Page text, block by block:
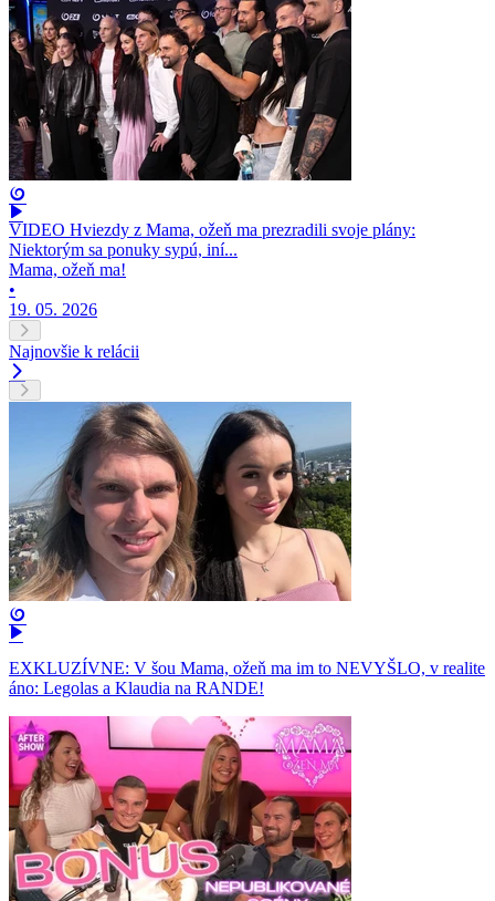
VIDEO Hviezdy z Mama, ožeň ma prezradili svoje plány:
Niektorým sa ponuky sypú, iní...
Mama, ožeň ma!
•
19. 05. 2026
Najnovšie k relácii
EXKLUZÍVNE: V šou Mama, ožeň ma im to NEVYŠLO, v realite
áno: Legolas a Klaudia na RANDE!